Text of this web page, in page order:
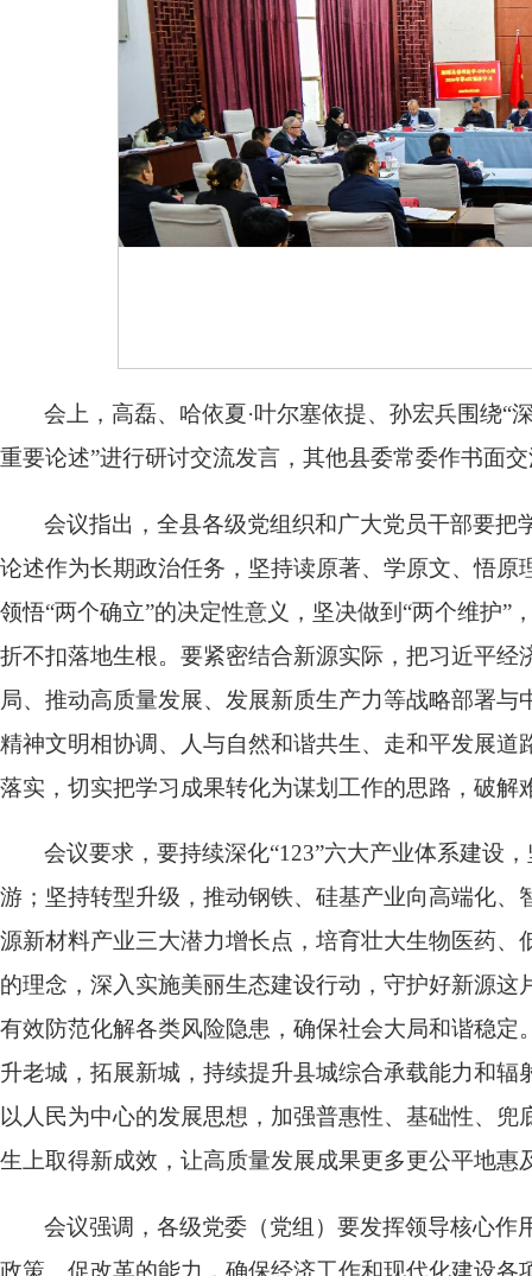
会上，高磊、哈依夏·叶尔塞依提、孙宏兵围绕
重要论述”进行研讨交流发言，其他县委常委作书面
会议指出，全县各级党组织和广大党员干部要
论述作为长期政治任务，坚持读原著、学原文、悟
领悟“两个确立”的决定性意义，坚决做到“两个维护
折不扣落地生根。要紧密结合新源实际，把习近平
局、推动高质量发展、发展新质生产力等战略部署
精神文明相协调、人与自然和谐共生、走和平发展
落实，切实把学习成果转化为谋划工作的思路，破解
会议要求，要持续深化“123”六大产业体系建设
游；坚持转型升级，推动钢铁、硅基产业向高端化
源新材料产业三大潜力增长点，培育壮大生物医药
的理念，深入实施美丽生态建设行动，守护好新源
有效防范化解各类风险隐患，确保社会大局和谐稳
升老城，拓展新城，持续提升县城综合承载能力和
以人民为中心的发展思想，加强普惠性、基础性、
生上取得新成效，让高质量发展成果更多更公平地惠
会议强调，各级党委（党组）要发挥领导核心
政策、促改革的能力，确保经济工作和现代化建设